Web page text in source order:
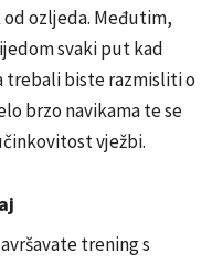
ozljeda. Međutim,
svaki put kad
trebali biste razmisliti o
brzo navikama te se
vježbi.
trening s